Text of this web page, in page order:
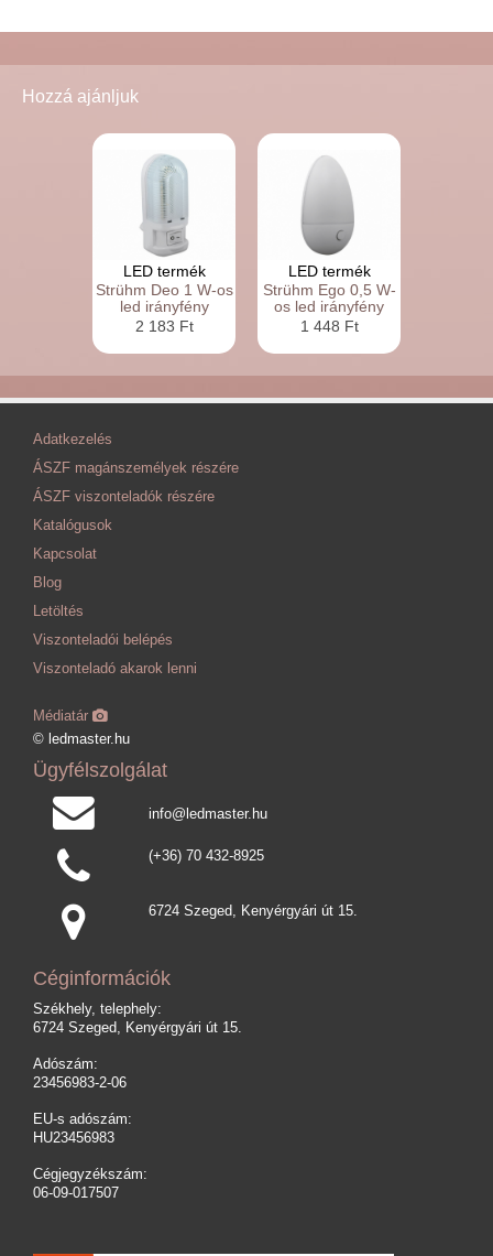
Hozzá ajánljuk
LED termék
Strühm Deo 1 W-os
led irányfény
2 183 Ft
LED termék
Strühm Ego 0,5 W-
os led irányfény
1 448 Ft
Adatkezelés
ÁSZF magánszemélyek részére
ÁSZF viszonteladók részére
Katalógusok
Kapcsolat
Blog
Letöltés
Viszonteladói belépés
Viszonteladó akarok lenni
Médiatár
© ledmaster.hu
Ügyfélszolgálat
info@ledmaster.hu
(+36) 70 432-8925
6724 Szeged, Kenyérgyári út 15.
Céginformációk
Székhely, telephely:
6724 Szeged, Kenyérgyári út 15.
Adószám:
23456983-2-06
EU-s adószám:
HU23456983
Cégjegyzékszám:
06-09-017507